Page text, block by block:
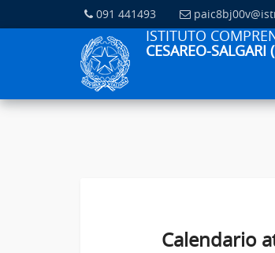
091 441493
ISTITUTO
CESAREO-SALGARI
Calendario